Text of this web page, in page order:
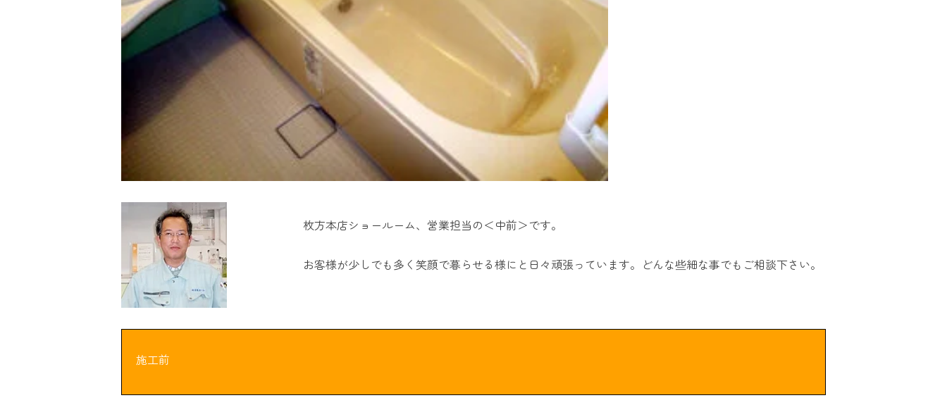
枚方本店ショールーム、営業担当の＜中前＞です。
お客様が少しでも多く笑顔で暮らせる様にと日々頑張っています。どんな些細な事でもご相談下さい。
施工前